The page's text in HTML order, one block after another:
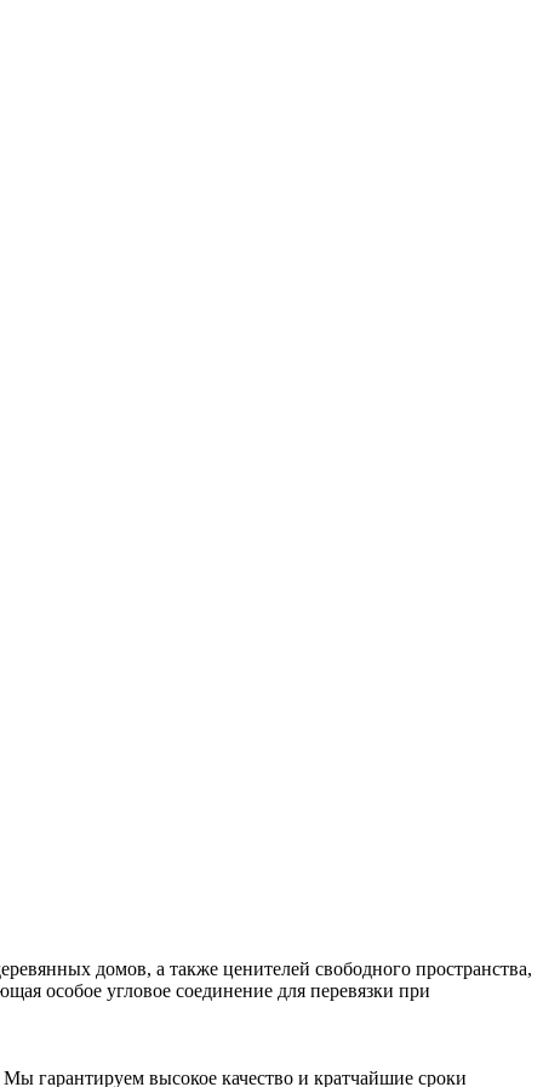
домов, а также ценителей свободного пространства,
особое угловое соединение для перевязки при
гарантируем высокое качество и кратчайшие сроки